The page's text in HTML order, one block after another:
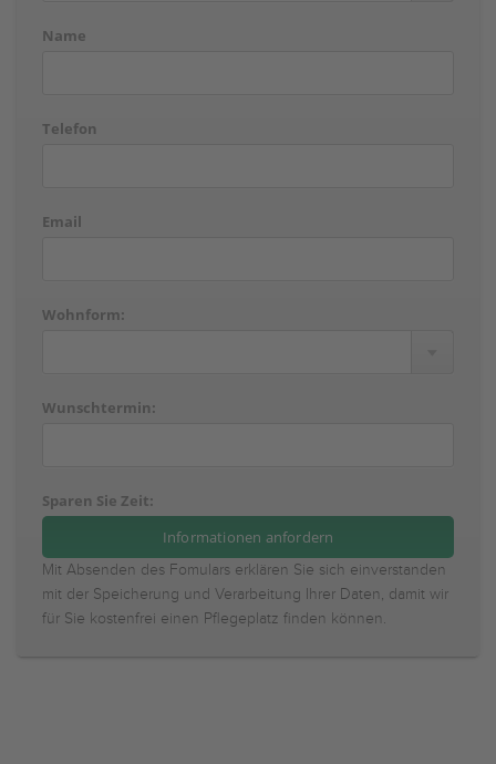
Name
Telefon
Email
Wohnform:
Wunschtermin:
Sparen Sie Zeit:
Mit Absenden des Fomulars erklären Sie sich einverstanden
mit der Speicherung und Verarbeitung Ihrer Daten, damit wir
für Sie kostenfrei einen Pflegeplatz finden können.